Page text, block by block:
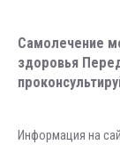
Самолечение
здоровья
Информация на